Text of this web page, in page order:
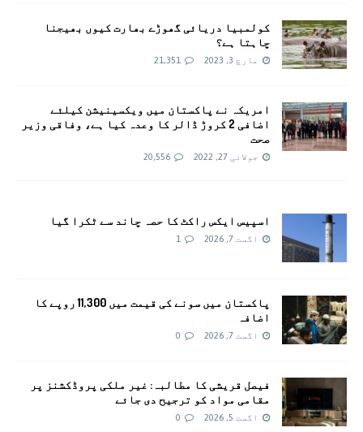
کولمبیا دریائی گھوڑے بھارت کیوں بھیجنا
چاہتا ہے؟
مارچ 3, 2023 21,351
امريکہ نے پاکستان میں ویکسینیشن کیلئے
اضافی 2 کروڑ ڈالر کا وعدہ کیا ہے، وفاقی وزیر
صحت
جولائی 27, 2022 20,556
اسپیس ایکس راکٹ کا حصہ چاند سے ٹکرا گیا
اگست 7, 2026 1
پاکستان میں سونے کی قیمت میں 11,300 روپے کا
اضافہ
اگست 7, 2026 0
فیصل قریشی کا مطالبہ: غیر ملکی پروڈکشنز پر
مقامی مواد کو ترجیح دی جائے
اگست 5, 2026 0